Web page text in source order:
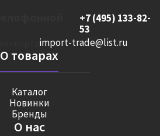
+7 (495) 133-82-
53
import-trade@list.ru
О товарах
Каталог
Новинки
Бренды
О нас